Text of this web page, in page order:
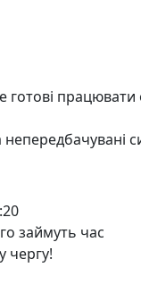
займуть час
чергу!